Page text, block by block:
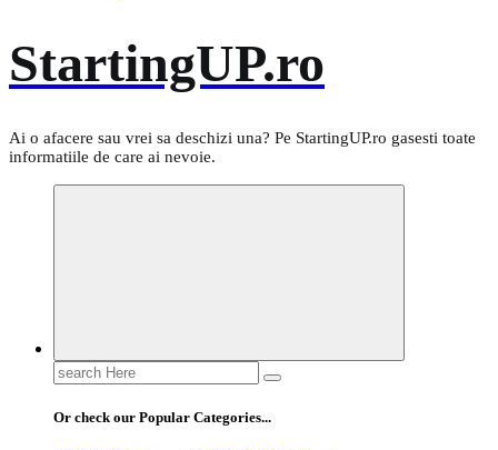
StartingUP.ro
Ai o afacere sau vrei sa deschizi una? Pe StartingUP.ro gasesti toate
informatiile de care ai nevoie.
Search
for:
Or check our Popular Categories...